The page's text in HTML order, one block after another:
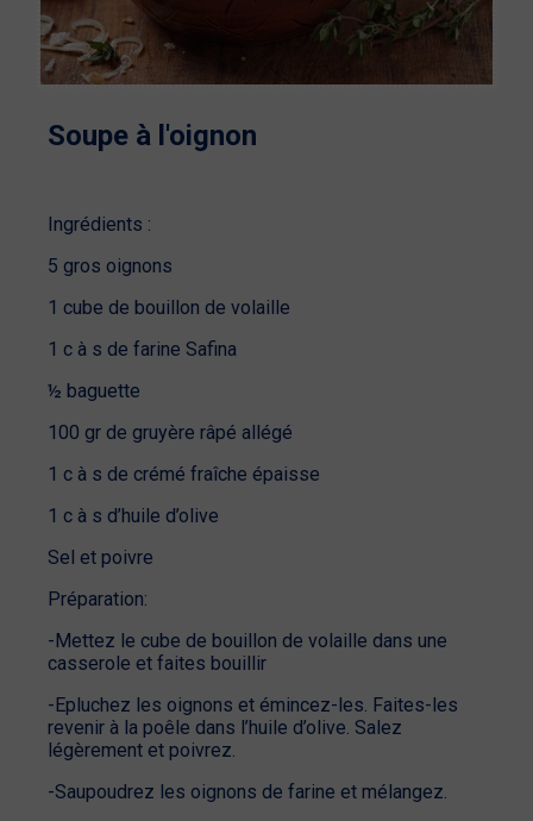
Soupe à l'oignon
Ingrédients :
5 gros oignons
1 cube de bouillon de volaille
1 c à s de farine Safina
½ baguette
100 gr de gruyère râpé allégé
1 c à s de crémé fraîche épaisse
1 c à s d’huile d’olive
Sel et poivre
Préparation:
-Mettez le cube de bouillon de volaille dans une
casserole et faites bouillir
-Epluchez les oignons et émincez-les. Faites-les
revenir à la poêle dans l’huile d’olive. Salez
légèrement et poivrez.
-Saupoudrez les oignons de farine et mélangez.